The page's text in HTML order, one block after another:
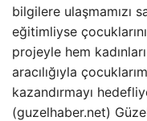
bilgilere ulaşmamızı
eğitimliyse
projeyle hem
aracılığıyla
kazandırmayı
(guzelhaber.net)